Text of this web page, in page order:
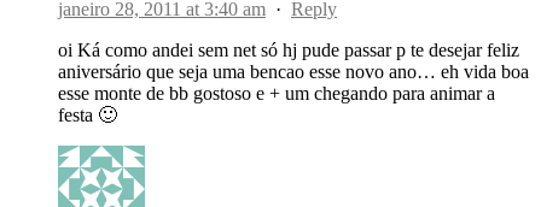
janeiro 28, 2011 at 3:40 am · Reply
oi Ká como andei sem net só hj pude passar p te desejar feliz
aniversário que seja uma bencao esse novo ano… eh vida boa
esse monte de bb gostoso e + um chegando para animar a
festa 🙂